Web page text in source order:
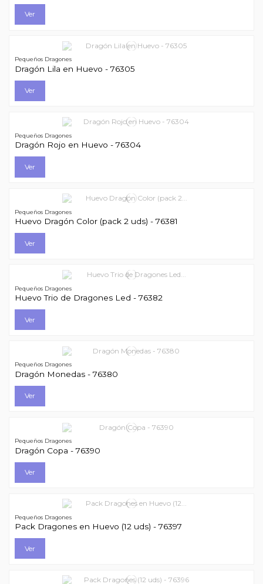
Ver
Pequeños Dragones
Dragón Lila en Huevo - 76305
Ver
Pequeños Dragones
Dragón Rojo en Huevo - 76304
Ver
Pequeños Dragones
Huevo Dragón Color (pack 2 uds) - 76381
Ver
Pequeños Dragones
Huevo Trio de Dragones Led - 76382
Ver
Pequeños Dragones
Dragón Monedas - 76380
Ver
Pequeños Dragones
Dragón Copa - 76390
Ver
Pequeños Dragones
Pack Dragones en Huevo (12 uds) - 76397
Ver